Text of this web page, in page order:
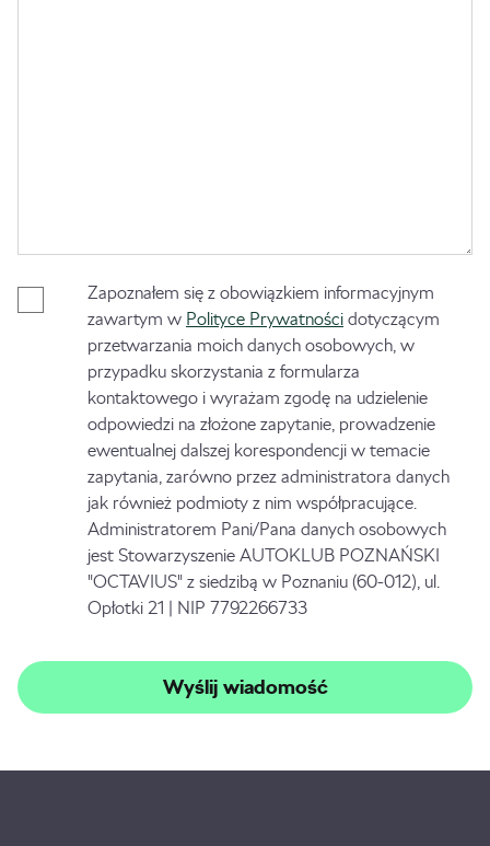
Zapoznałem się z obowiązkiem informacyjnym
zawartym w Polityce Prywatności dotyczącym
przetwarzania moich danych osobowych, w
przypadku skorzystania z formularza
kontaktowego i wyrażam zgodę na udzielenie
odpowiedzi na złożone zapytanie, prowadzenie
ewentualnej dalszej korespondencji w temacie
zapytania, zarówno przez administratora danych
jak również podmioty z nim współpracujące.
Administratorem Pani/Pana danych osobowych
jest Stowarzyszenie AUTOKLUB POZNAŃSKI
"OCTAVIUS" z siedzibą w Poznaniu (60-012), ul.
Opłotki 21 | NIP 7792266733